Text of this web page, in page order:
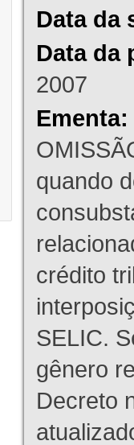
Data da
Data da
2007
Ementa:
quando
crédito
SELIC.
gênero
Decreto